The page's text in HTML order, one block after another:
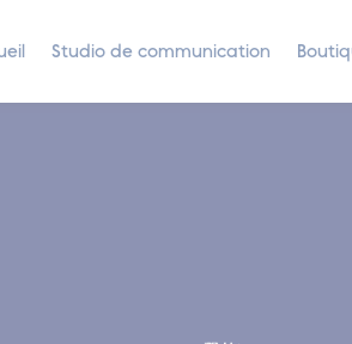
Studio de communication